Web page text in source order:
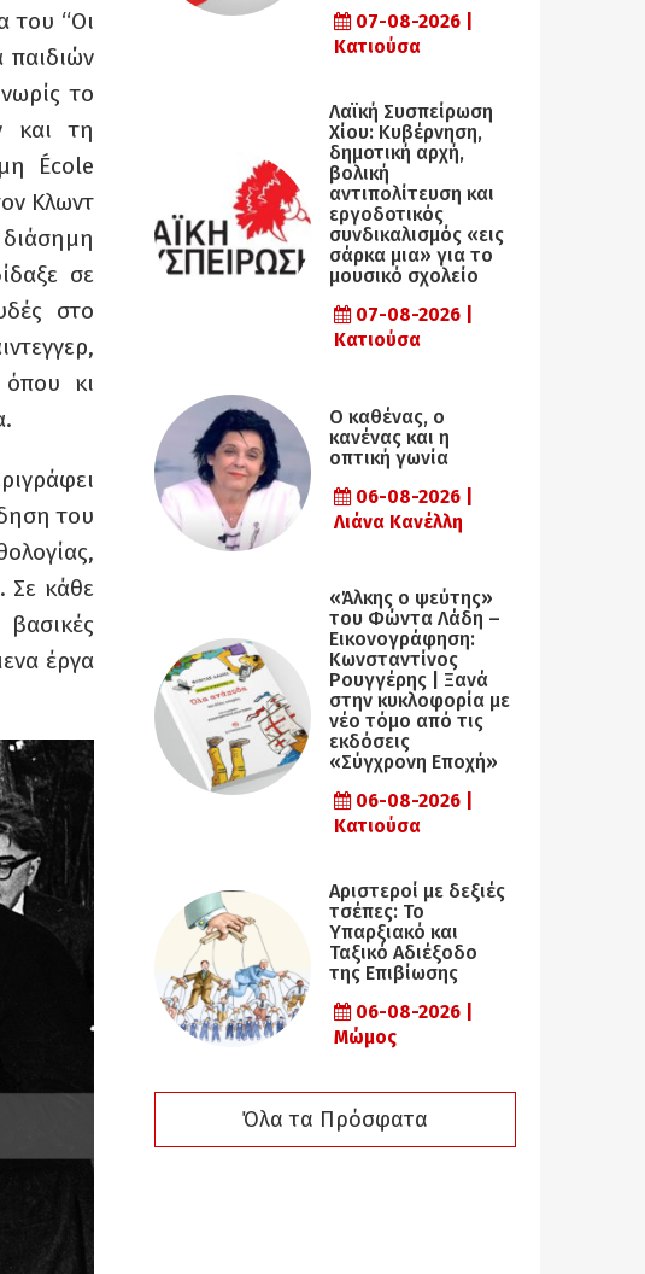
του “Οι
το
και τη
École
Κλωντ
σε
στο
κι
του
Σε κάθε
έργα
07-08-2026 |
Κατιούσα
Λαϊκή Συσπείρωση
Χίου: Κυβέρνηση,
δημοτική αρχή,
βολική
αντιπολίτευση και
εργοδοτικός
συνδικαλισμός «εις
σάρκα μια» για το
μουσικό σχολείο
07-08-2026 |
Κατιούσα
Ο καθένας, ο
κανένας και η
οπτική γωνία
06-08-2026 |
Λιάνα Κανέλλη
«Άλκης ο ψεύτης»
του Φώντα Λάδη –
Εικονογράφηση:
Κωνσταντίνος
Ρουγγέρης | Ξανά
στην κυκλοφορία με
νέο τόμο από τις
εκδόσεις
«Σύγχρονη Εποχή»
06-08-2026 |
Κατιούσα
Αριστεροί με δεξιές
τσέπες: Το
Υπαρξιακό και
Ταξικό Αδιέξοδο
της Επιβίωσης
06-08-2026 |
Μώμος
Όλα τα Πρόσφατα